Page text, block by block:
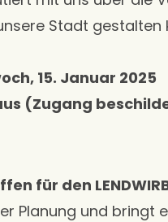
Stadt gestalten
15. Januar 2025
(Zugang
für den
Planung und bringt